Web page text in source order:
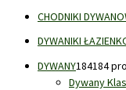
CHODNIKI
DYWANIKI
DYWANY184184
Dywany